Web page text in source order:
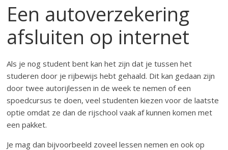
Een autoverzekering
afsluiten op internet
Als je nog student bent kan het zijn dat je tussen het
studeren door je rijbewijs hebt gehaald. Dit kan gedaan zijn
door twee autorijlessen in de week te nemen of een
spoedcursus te doen, veel studenten kiezen voor de laatste
optie omdat ze dan de rijschool vaak af kunnen komen met
een pakket.
Je mag dan bijvoorbeeld zoveel lessen nemen en ook op